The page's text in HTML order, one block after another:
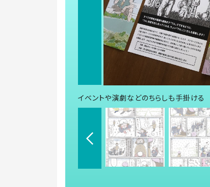
イベントや演劇などのちらしも手掛ける